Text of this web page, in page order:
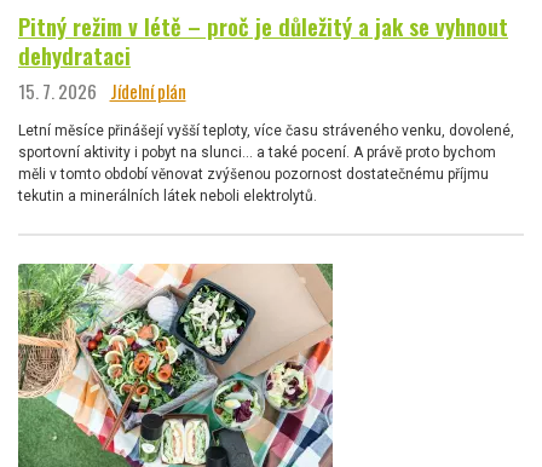
Pitný režim v létě – proč je důležitý a jak se vyhnout
dehydrataci
15. 7. 2026 Jídelní plán
Letní měsíce přinášejí vyšší teploty, více času stráveného venku, dovolené,
sportovní aktivity i pobyt na slunci… a také pocení. A právě proto bychom
měli v tomto období věnovat zvýšenou pozornost dostatečnému příjmu
tekutin a minerálních látek neboli elektrolytů.